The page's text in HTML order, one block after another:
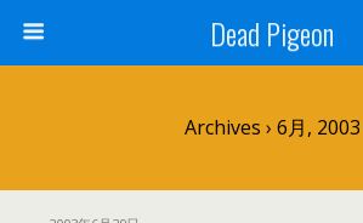
Dead Pigeon
Archives › 6月, 2003